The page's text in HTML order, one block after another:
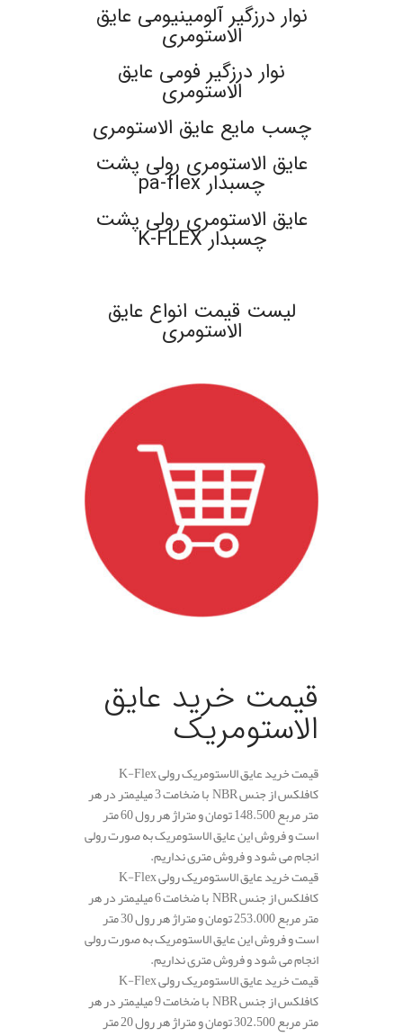
نوار درزگیر آلومینیومی عایق
الاستومری
نوار درزگیر فومی عایق
الاستومری
چسب مایع عایق الاستومری
عایق الاستومری رولی پشت
چسبدار pa-flex
عایق الاستومری رولی پشت
چسبدار K-FLEX
لیست قیمت انواع عایق
الاستومری
قیمت خرید عایق
الاستومریک
قیمت خرید عایق الاستومریک رولی K-Flex
کافلکس از جنس NBR با ضخامت 3 میلیمتر در هر
متر مربع 148.500 تومان و متراژ هر رول 60 متر
است و فروش این عایق الاستومریک به صورت رولی
انجام می شود و فروش متری نداریم.
قیمت خرید عایق الاستومریک رولی K-Flex
کافلکس از جنس NBR با ضخامت 6 میلیمتر در هر
متر مربع 253.000 تومان و متراژ هر رول 30 متر
است و فروش این عایق الاستومریک به صورت رولی
انجام می شود و فروش متری نداریم.
قیمت خرید عایق الاستومریک رولی K-Flex
کافلکس از جنس NBR با ضخامت 9 میلیمتر در هر
متر مربع 302.500 تومان و متراژ هر رول 20 متر